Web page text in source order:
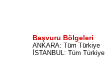
Başvuru Bölgeleri
ANKARA: Tüm Türkiye
İSTANBUL: Tüm Türkiye